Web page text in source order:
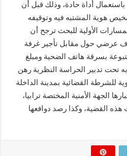
أداة حادة، وذلك قبل أن
هوية المشتبه فيه وتوقيفه
الأولية للبحث ترجح أن
عرضي حول مقابل تأجير غرفة
بسرقة هاتف الضحية ومبلغ
تحت تدبير الحراسة النظرية رهن
للشرطة القضائية بمدينة الداخلة
الجهة الأمنية المختصة ترابيا،
القضية، وكذا رصد دوافعها